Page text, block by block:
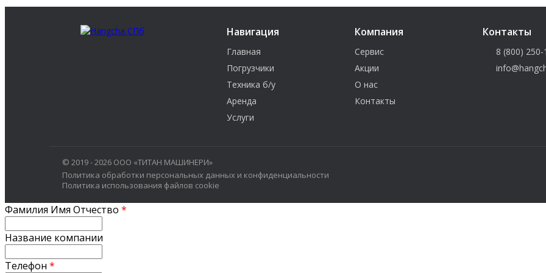
Навигация
Главная
Погрузчики
Техника б/у
Аренда
Услуги
Компания
Сервис
Акции
О нас
Контакты
Контакты
8 (800) 250-
© 2019 - 2026 ООО «ТИТАН МАШИНЕРИ»
Политика обработки персональных данных и конфиденциальности
Политика использования файлов cookie
Фамилия Имя Отчество *
Название компании
Телефон *